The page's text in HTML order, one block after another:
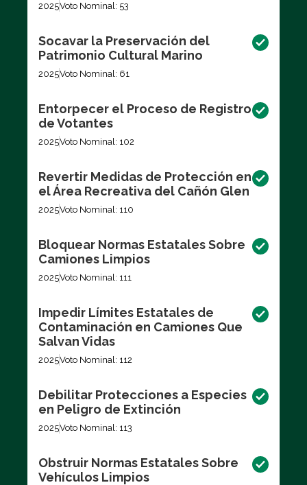
2025Voto Nominal: 53
Socavar la Preservación del
Patrimonio Cultural Marino
2025Voto Nominal: 61
Entorpecer el Proceso de Registro
de Votantes
2025Voto Nominal: 102
Revertir Medidas de Protección en
el Área Recreativa del Cañón Glen
2025Voto Nominal: 110
Bloquear Normas Estatales Sobre
Camiones Limpios
2025Voto Nominal: 111
Impedir Límites Estatales de
Contaminación en Camiones Que
Salvan Vidas
2025Voto Nominal: 112
Debilitar Protecciones a Especies
en Peligro de Extinción
2025Voto Nominal: 113
Obstruir Normas Estatales Sobre
Vehículos Limpios